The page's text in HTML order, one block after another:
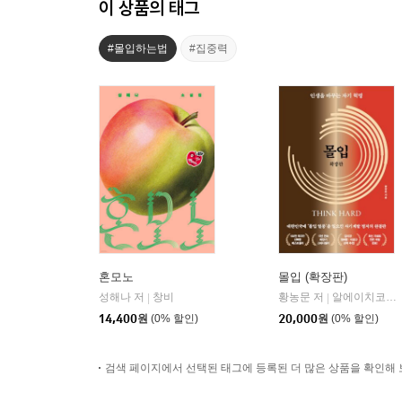
이 상품의 태그
#몰입하는법 #집중력
혼모노
성해나 저 | 창비
14,400원 (0% 할인)
몰입 (확장판)
황농문 저 | 알에이치코리아(RHK)
20,000원 (0% 할인)
검색 페이지에서 선택된 태그에 등록된 더 많은 상품을 확인해